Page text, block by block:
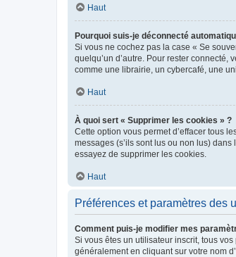
Haut
Pourquoi suis-je déconnecté
Si vous ne cochez pas la case « Se
quelqu’un d’autre. Pour rester
comme une librairie, un cybercafé, une
Haut
À quoi sert « Supprimer les cookies » ?
Cette option vous permet d’effacer tous
messages (s’ils sont lus ou non lus)
essayez de supprimer les cookies.
Haut
Préférences et paramètres des
Comment puis-je modifier mes
Si vous êtes un utilisateur inscrit, tous
généralement en cliquant sur votre nom